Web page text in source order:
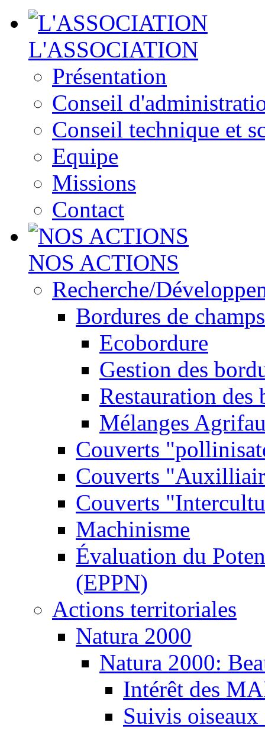
L'ASSOCIATION
Présentation
Conseil
Conseil technique et
Equipe
Missions
Contact
NOS ACTIONS
Recherche/
Bordures de champs
Ecobordure
Gestion des
Restauration des
Mélanges
Couverts
Couverts
Couverts
Machinisme
Évaluation du
(EPPN)
Actions territoriales
Natura 2000
Natura 2000:
Intérêt des
Suivis oiseaux